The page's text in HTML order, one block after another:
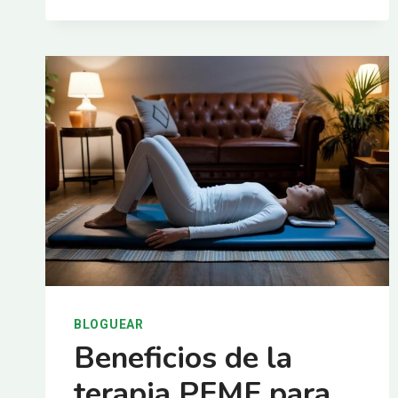
G-
BLOGUEAR
Beneficios de la